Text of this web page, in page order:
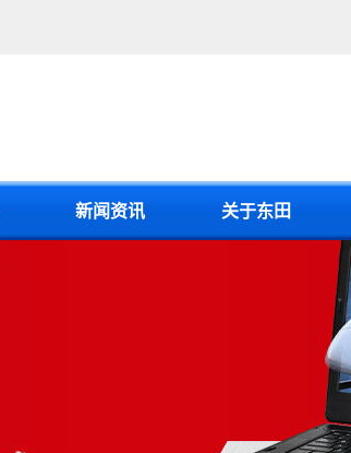
新闻资讯 关于东田